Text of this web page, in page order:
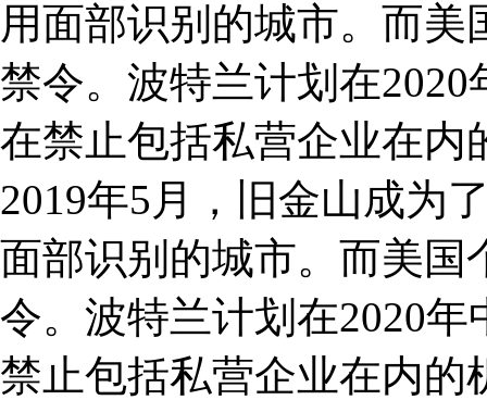
用面部识别的城市。而
禁令。波特兰计划在
在禁止包括私营企业在内
2019年5月，旧金山成为
面部识别的城市。而美国
令。波特兰计划在2020
禁止包括私营企业在内的